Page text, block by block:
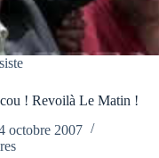
! Revoilà Le Matin !
octobre 2007